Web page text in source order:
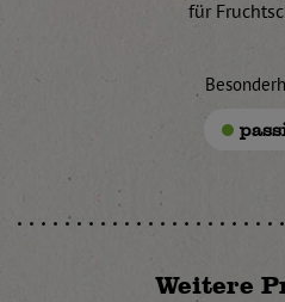
für
Weitere